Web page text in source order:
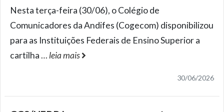
Nesta terça-feira (30/06), o Colégio de
Comunicadores da Andifes (Cogecom) disponibilizou
para as Instituições Federais de Ensino Superior a
cartilha …leia mais
30/06/2026